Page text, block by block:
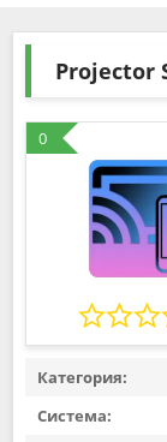
Projector
0
Категория:
Система: